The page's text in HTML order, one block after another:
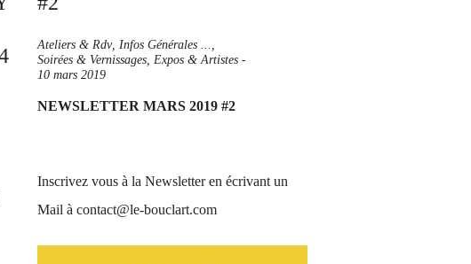
Ateliers & Rdv, Infos Générales ... ,
Soirées & Vernissages, Expos & Artistes -
10 mars 2019
NEWSLETTER MARS 2019 #2
Inscrivez vous à la Newsletter en écrivant un
Mail à contact@le-bouclart.com